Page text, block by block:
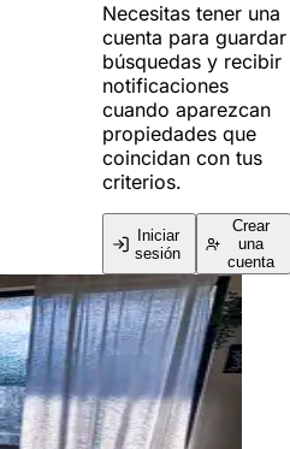
Necesitas tener una
cuenta para guardar
búsquedas y recibir
notificaciones
cuando aparezcan
propiedades que
coincidan con tus
criterios.
Iniciar
sesión
Crear
una
cuenta